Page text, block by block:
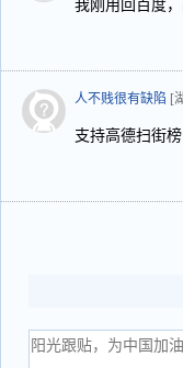
我刚用回百度
人不贱很有缺陷 [
支持高德扫街榜